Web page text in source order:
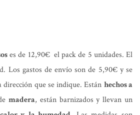
es de 12,90€ el pack de 5 unidades. El
Los gastos de envío son de 5,90€ y se
que se indique. Están hechos a
madera, están barnizados y llevan un